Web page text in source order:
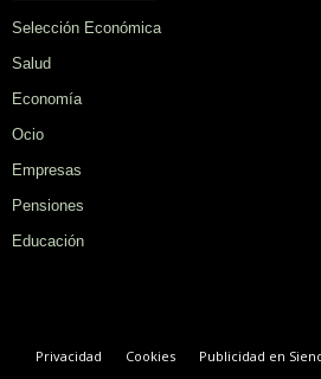
Selección Económica
Salud
Economía
Ocio
Empresas
Pensiones
Educación
Privacidad Cookies Publicidad en